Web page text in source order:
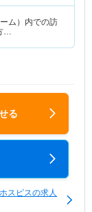
ム）内での訪
…
る
スピスの求人